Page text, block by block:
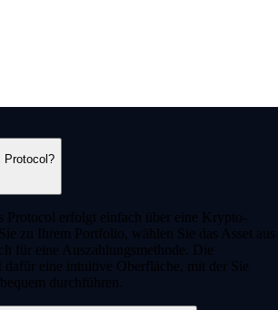
Protocol?
Protocol erfolgt einfach über eine Krypto-
zu Ihrem Portfolio, wählen Sie das Asset aus
für eine Auszahlungsmethode. Die
eine intuitive Oberfläche, mit der Sie
durchführen.